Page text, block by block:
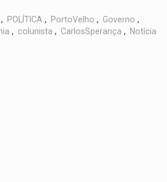
, POLÍTICA , PortoVelho , Governo ,
, colunista , CarlosSperança , Notícia